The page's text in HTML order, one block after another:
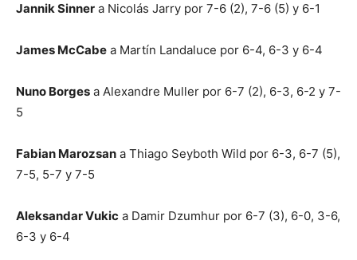
Jannik Sinner a Nicolás Jarry por 7-6 (2), 7-6 (5) y 6-1
James McCabe a Martín Landaluce por 6-4, 6-3 y 6-4
Nuno Borges a Alexandre Muller por 6-7 (2), 6-3, 6-2 y 7-
5
Fabian Marozsan a Thiago Seyboth Wild por 6-3, 6-7 (5),
7-5, 5-7 y 7-5
Aleksandar Vukic a Damir Dzumhur por 6-7 (3), 6-0, 3-6,
6-3 y 6-4